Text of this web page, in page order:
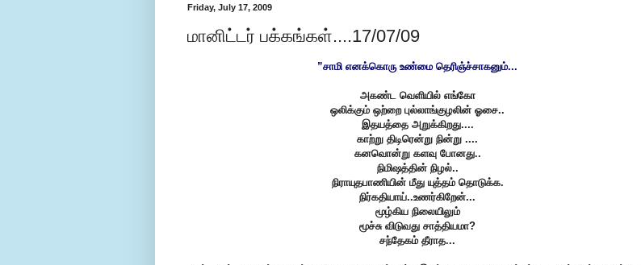
Friday, July 17, 2009
மானிட்டர் பக்கங்கள்....17/07/09
”சாமி எனக்கொரு உண்மை தெரிஞ்ச்சாகனும்...
அகண்ட வெளியில் எங்கோ
ஒலிக்கும் ஒற்றை புல்லாங்குழலின் ஓசை..
இதயத்தை அறுக்கிறது....
காற்று திடிரென்று நின்று ....
கனவொன்று களவு போனது..
நிமிஷத்தின் நிழல்..
நிராயுதபாணியின் மீது யுத்தம் தொடுக்க.
நிர்கதியாய்..உணர்கிறேன்...
மூழ்கிய நிலையிலும்
மூச்சு விடுவது சாத்தியமா?
சந்தேகம் தீராத...